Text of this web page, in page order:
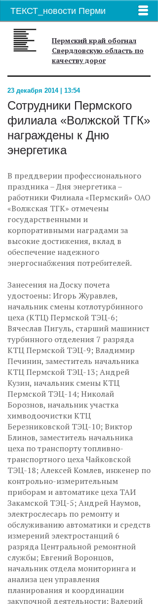
ТЕКСТ_новости Перми
Пермский край обогнал
Свердловскую область по
качеству дорог
23 декабря 2014 | 13:54
Сотрудники Пермского
филиала «Волжской ТГК»
награждены к Дню
энергетика
В преддверии профессионального
праздника – Дня энергетика –
работники Филиала «Пермский» ОАО
«Волжская ТГК» отмечены
государственными и
корпоративными наградами за
высокие достижения, вклад в
обеспечение надежного
энергоснабжения потребителей.
Занесения на Доску почета
удостоены: Игорь Журавлев,
начальник смены котлотурбинного
цеха (КТЦ) Пермской ТЭЦ-6;
Вячеслав Пигуль, старший машинист
турбинного отделения 7 разряда
КТЦ Пермской ТЭЦ-9; Владимир
Печинин, заместитель начальника
КТЦ Пермской ТЭЦ-13; Андрей
Кузин, начальник смены КТЦ
Пермской ТЭЦ-14; Николай
Борознов, начальник участка
химводоочистки КТЦ
Березниковской ТЭЦ-10; Виктор
Блинов, заместитель начальника
цеха по транспорту топливно-
транспортного цеха Чайковской
ТЭЦ-18; Алексей Комлев, инженер по
контрольно-измерительным
приборам и автоматике цеха ТАИ
Закамской ТЭЦ-5; Андрей Наумов,
электрослесарь по ремонту и
обслуживанию автоматики и средств
измерений электростанций 6
разряда Центральной ремонтной
службы; Евгений Воронцов,
начальник отдела мониторинга и
анализа цен управления
планирования и координации
закупочной деятельности; Валерий